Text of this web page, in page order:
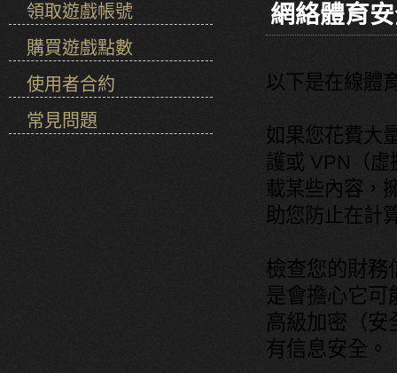
領取遊戲帳號
購買遊戲點數
使用者合約
常見問題
網絡體育
以下是在線體
如果您花費大
護或 VPN（虛
載某些內容，
助您防止在計
檢查您的財務
是會擔心它可
高級加密（安
有信息安全。